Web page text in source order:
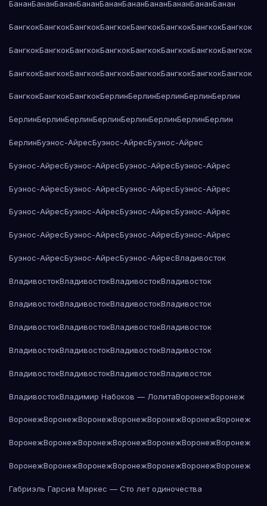
БананБананБананБананБананБананБананБананБананБанан
БангкокБангкокБангкокБангкокБангкокБангкокБангкокБангкок
БангкокБангкокБангкокБангкокБангкокБангкокБангкокБангкок
БангкокБангкокБангкокБангкокБангкокБангкокБангкокБангкок
БангкокБангкокБангкокБерлинБерлинБерлинБерлинБерлин
БерлинБерлинБерлинБерлинБерлинБерлинБерлинБерлин
БерлинБуэнос-АйресБуэнос-АйресБуэнос-Айрес
Буэнос-АйресБуэнос-АйресБуэнос-АйресБуэнос-Айрес
Буэнос-АйресБуэнос-АйресБуэнос-АйресБуэнос-Айрес
Буэнос-АйресБуэнос-АйресБуэнос-АйресБуэнос-Айрес
Буэнос-АйресБуэнос-АйресБуэнос-АйресБуэнос-Айрес
Буэнос-АйресБуэнос-АйресБуэнос-АйресВладивосток
ВладивостокВладивостокВладивостокВладивосток
ВладивостокВладивостокВладивостокВладивосток
ВладивостокВладивостокВладивостокВладивосток
ВладивостокВладивостокВладивостокВладивосток
ВладивостокВладивостокВладивостокВладивосток
ВладивостокВладимир Набоков — ЛолитаВоронежВоронеж
ВоронежВоронежВоронежВоронежВоронежВоронежВоронеж
ВоронежВоронежВоронежВоронежВоронежВоронежВоронеж
ВоронежВоронежВоронежВоронежВоронежВоронежВоронеж
Габриэль Гарсиа Маркес — Сто лет одиночества